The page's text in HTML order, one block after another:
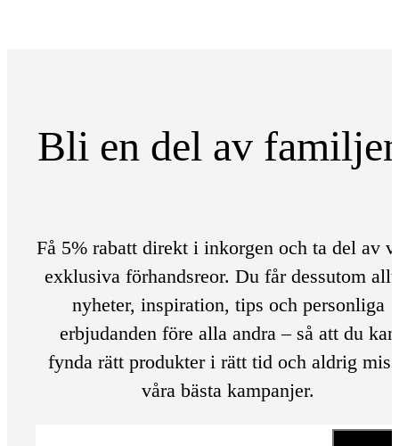
Bli en del av
Få 5% rabatt direkt i inkorgen och ta del av
exklusiva förhandsreor. Du får dessutom
nyheter, inspiration, tips och personliga
erbjudanden före alla andra – så att du kan
fynda rätt produkter i rätt tid och aldrig
våra bästa kampanjer.